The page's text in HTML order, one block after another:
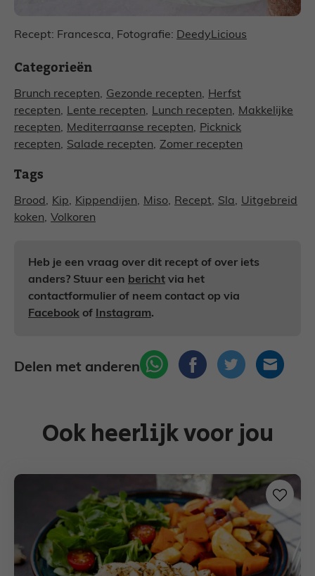
Recept: Francesca, Fotografie: DeedyLicious
Categorieën
Brunch recepten, Gezonde recepten, Herfst
recepten, Lente recepten, Lunch recepten, Makkelijke
recepten, Mediterraanse recepten, Picknick
recepten, Salade recepten, Zomer recepten
Tags
Brood , Kip, Kippendijen, Miso, Recept, Sla, Uitgebreid
koken, Volkoren
Heb je een vraag over dit recept of over iets
anders? Stuur een bericht via het
contactformulier of neem contact op via
Facebook of Instagram.
Delen met anderen
Ook heerlijk voor jou